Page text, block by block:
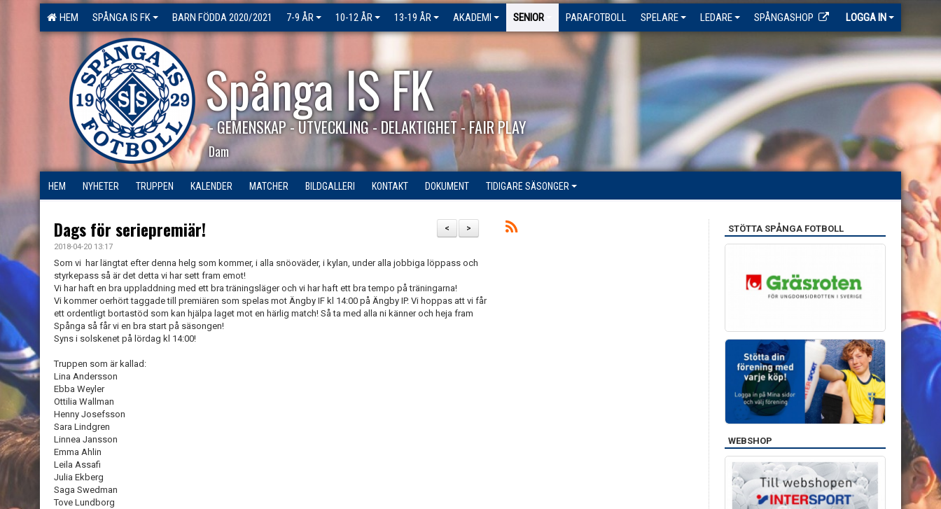
HEM SPÅNGA IS FK BARN FÖDDA 2020/2021 7-9 ÅR 10-12 ÅR 13-19 ÅR AKADEMI SENIOR PARAFOTBOLL SPELARE LEDARE SPÅNGASHOP LOGGA IN
Spånga IS FK
- GEMENSKAP - UTVECKLING - DELAKTIGHET - FAIR PLAY
Dam
HEM NYHETER TRUPPEN KALENDER MATCHER BILDGALLERI KONTAKT DOKUMENT TIDIGARE SÄSONGER
>
<
Dags för seriepremiär!
2018-04-20 13:17
Som vi har längtat efter denna helg som kommer, i alla snöoväder, i kylan, under alla jobbiga löppass och
styrkepass så är det detta vi har sett fram emot!
Vi har haft en bra uppladdning med ett bra träningsläger och vi har haft ett bra tempo på träningarna!
Vi kommer oerhört taggade till premiären som spelas mot Ängby IF kl 14:00 på Ängby IP. Vi hoppas att vi får
ett ordentligt bortastöd som kan hjälpa laget mot en härlig match! Så ta med alla ni känner och heja fram
Spånga så får vi en bra start på säsongen!
Syns i solskenet på lördag kl 14:00!
Truppen som är kallad:
Lina Andersson
Ebba Weyler
Ottilia Wallman
Henny Josefsson
Sara Lindgren
Linnea Jansson
Emma Ahlin
Leila Assafi
Julia Ekberg
Saga Swedman
Tove Lundborg
STÖTTA SPÅNGA FOTBOLL
WEBSHOP